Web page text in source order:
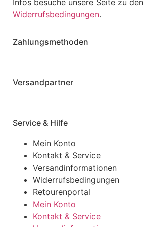
Widerrufsbedingungen.
Zahlungsmethoden
Versandpartner
Service & Hilfe
Mein Konto
Kontakt & Service
Versandinformationen
Widerrufsbedingungen
Retourenportal
Mein Konto
Kontakt & Service